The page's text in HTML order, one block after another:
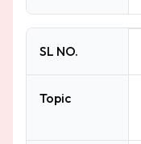
SL NO.
Topic